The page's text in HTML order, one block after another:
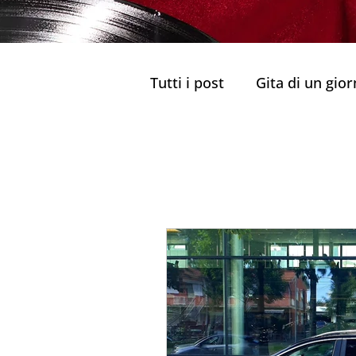
Tutti i post Gita di un
Ristoranti Tradizionali
Sapori di Porto